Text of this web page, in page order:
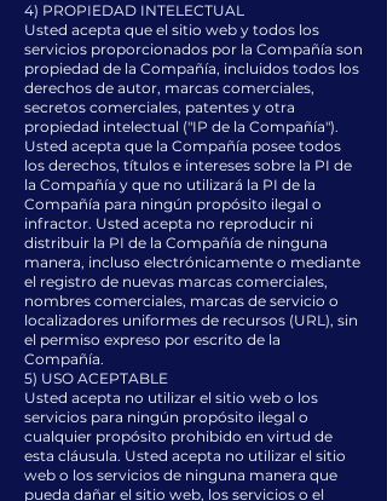
4) PROPIEDAD INTELECTUAL
Usted acepta que el sitio web y todos los
servicios proporcionados por la Compañía son
propiedad de la Compañía, incluidos todos los
derechos de autor, marcas comerciales,
secretos comerciales, patentes y otra
propiedad intelectual ("IP de la Compañía").
Usted acepta que la Compañía posee todos
los derechos, títulos e intereses sobre la PI de
la Compañía y que no utilizará la PI de la
Compañía para ningún propósito ilegal o
infractor. Usted acepta no reproducir ni
distribuir la PI de la Compañía de ninguna
manera, incluso electrónicamente o mediante
el registro de nuevas marcas comerciales,
nombres comerciales, marcas de servicio o
localizadores uniformes de recursos (URL), sin
el permiso expreso por escrito de la
Compañía.
5) USO ACEPTABLE
Usted acepta no utilizar el sitio web o los
servicios para ningún propósito ilegal o
cualquier propósito prohibido en virtud de
esta cláusula. Usted acepta no utilizar el sitio
web o los servicios de ninguna manera que
pueda dañar el sitio web, los servicios o el